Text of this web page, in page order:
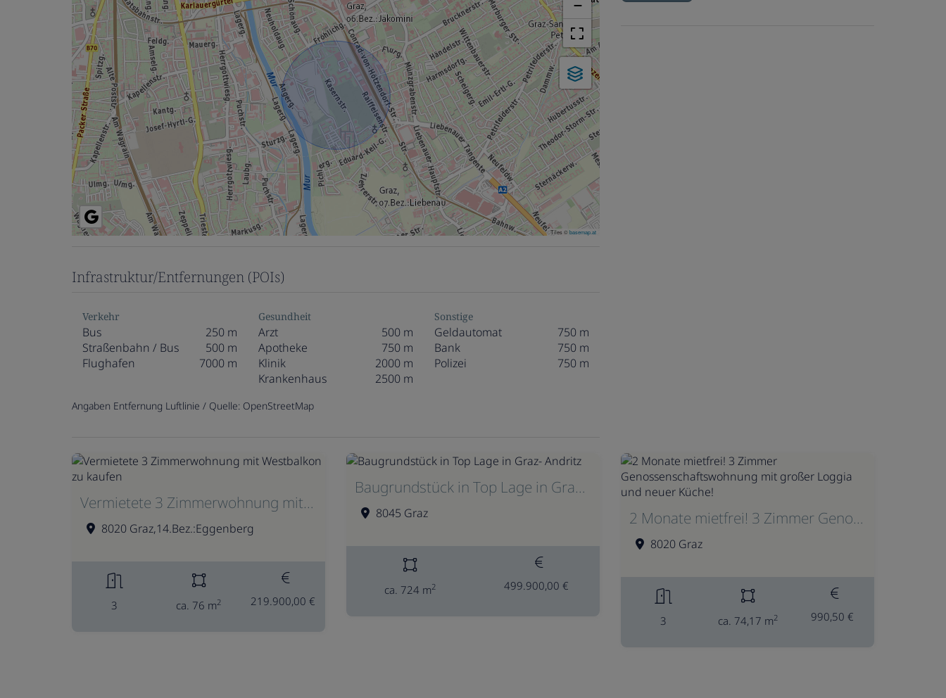
−
Tiles ©basemap.at
Infrastruktur/Entfernungen (POIs)
Verkehr
Bus
250 m
Straßenbahn / Bus
500 m
Flughafen
7000 m
Gesundheit
Arzt
500 m
Apotheke
750 m
Klinik
2000 m
Krankenhaus
2500 m
Sonstige
Geldautomat
750 m
Bank
750 m
Polizei
750 m
Angaben Entfernung Luftlinie / Quelle: OpenStreetMap
Vermietete 3 Zimmerwohnung mit Westbalkon zu kaufen
8020 Graz,14.Bez.:Eggenberg
3 ca. 76 m2 219.900,00 €
Baugrundstück in Top Lage in Graz- Andritz
8045 Graz
ca. 724 m2 499.900,00 €
2 Monate mietfrei! 3 Zimmer Genossenschaftswohnung mit großer Loggia und neuer Küche!
8020 Graz
3 ca. 74,17 m2 990,50 €